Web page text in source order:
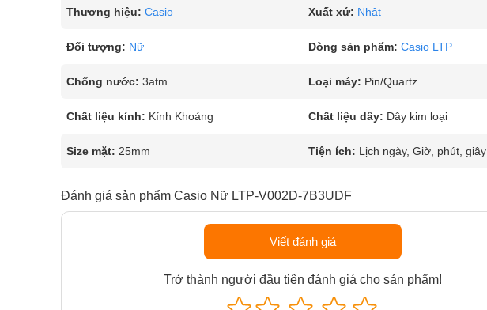
Thương hiệu: Casio Xuất xứ: Nhật
Đối tượng: Nữ Dòng sản phẩm: Casio LTP
Chống nước: 3atm Loại máy: Pin/Quartz
Chất liệu kính: Kính Khoáng Chất liệu dây: Dây kim loại
Size mặt: 25mm Tiện ích: Lịch ngày, Giờ, phút, giây
Đánh giá sản phẩm Casio Nữ LTP-V002D-7B3UDF
Viết đánh giá
Trở thành người đầu tiên đánh giá cho sản phẩm!